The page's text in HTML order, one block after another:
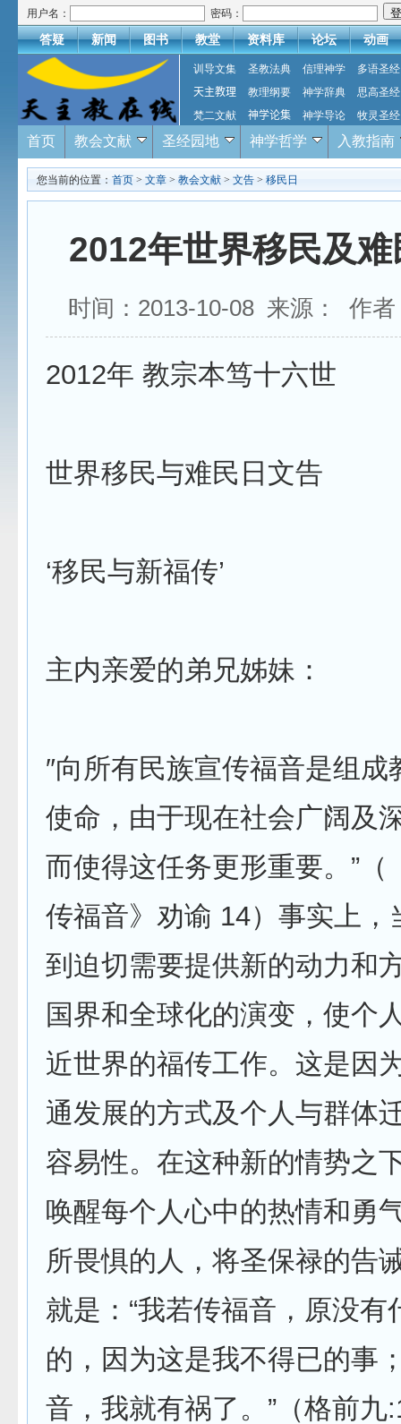
用户名： 密码：
答疑 新闻 图书 教堂 资料库 论坛 动画
训导文集 圣教法典 信理神学
多语圣经
天主教理
教理纲要 神学辞典
思高圣经
梵二文献
神学论集 神学导论 牧灵圣经
首页 教会文献 圣经园地 神学哲学 入教指南
您当前的位置： 首页 > 文章 > 教会文献 > 文告 > 移民日
2012年世界移民及
时间：2013-10-08 来源： 作者
2012年 教宗本笃十六世
世界移民与难民日文告
‘移民与新福传’
主内亲爱的弟兄姊妹：
″向所有民族宣传福音是组成
使命，由于现在社会广阔及
而使得这任务更形重要。”（
传福音》劝谕 14）事实上，
到迫切需要提供新的动力和
国界和全球化的演变，使个
近世界的福传工作。这是因
通发展的方式及个人与群体
容易性。在这种新的情势之
唤醒每个人心中的热情和勇
所畏惧的人，将圣保禄的告
就是：“我若传福音，原没有
的，因为这是我不得已的事
音，我就有祸了。”（格前九